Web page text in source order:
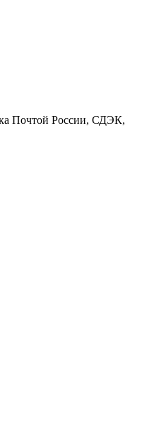
Почтой России, СДЭК,